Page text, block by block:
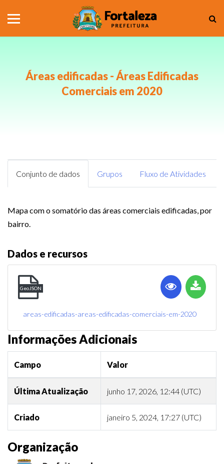
Áreas edificadas - Áreas Edificadas
Comerciais em 2020
Organização
Conjunto de dados Grupos Fluxo de Atividades
Mapa com o somatório das áreas comerciais edificadas, por
bairro.
Dados e recursos
GeoJSON
areas-edificadas-areas-edificadas-comerciais-em-2020
Informações Adicionais
Campo Valor
Última Atualização junho 17, 2026, 12:44 (UTC)
Criado janeiro 5, 2024, 17:27 (UTC)